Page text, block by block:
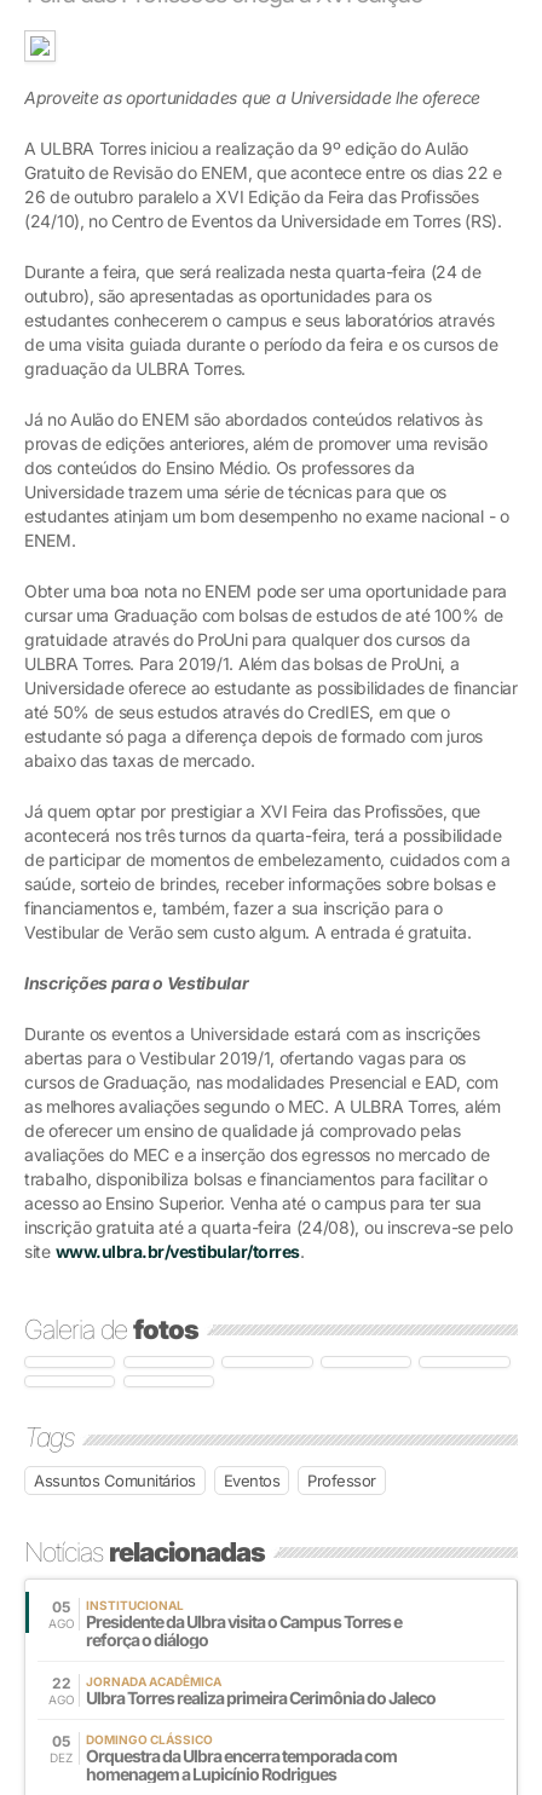
Aproveite as oportunidades que a Universidade lhe oferece
A ULBRA Torres iniciou a realização da 9º edição do Aulão
Gratuito de Revisão do ENEM, que acontece entre os dias 22 e
26 de outubro paralelo a XVI Edição da Feira das Profissões
(24/10), no Centro de Eventos da Universidade em Torres (RS).
Durante a feira, que será realizada nesta quarta-feira (24 de
outubro), são apresentadas as oportunidades para os
estudantes conhecerem o campus e seus laboratórios através
de uma visita guiada durante o período da feira e os cursos de
graduação da ULBRA Torres.
Já no Aulão do ENEM são abordados conteúdos relativos às
provas de edições anteriores, além de promover uma revisão
dos conteúdos do Ensino Médio. Os professores da
Universidade trazem uma série de técnicas para que os
estudantes atinjam um bom desempenho no exame nacional - o
ENEM.
Obter uma boa nota no ENEM pode ser uma oportunidade para
cursar uma Graduação com bolsas de estudos de até 100% de
gratuidade através do ProUni para qualquer dos cursos da
ULBRA Torres. Para 2019/1. Além das bolsas de ProUni, a
Universidade oferece ao estudante as possibilidades de financiar
até 50% de seus estudos através do CredIES, em que o
estudante só paga a diferença depois de formado com juros
abaixo das taxas de mercado.
Já quem optar por prestigiar a XVI Feira das Profissões, que
acontecerá nos três turnos da quarta-feira, terá a possibilidade
de participar de momentos de embelezamento, cuidados com a
saúde, sorteio de brindes, receber informações sobre bolsas e
financiamentos e, também, fazer a sua inscrição para o
Vestibular de Verão sem custo algum. A entrada é gratuita.
Inscrições para o Vestibular
Durante os eventos a Universidade estará com as inscrições
abertas para o Vestibular 2019/1, ofertando vagas para os
cursos de Graduação, nas modalidades Presencial e EAD, com
as melhores avaliações segundo o MEC. A ULBRA Torres, além
de oferecer um ensino de qualidade já comprovado pelas
avaliações do MEC e a inserção dos egressos no mercado de
trabalho, disponibiliza bolsas e financiamentos para facilitar o
acesso ao Ensino Superior. Venha até o campus para ter sua
inscrição gratuita até a quarta-feira (24/08), ou inscreva-se pelo
site www.ulbra.br/vestibular/torres.
Galeria defotos
Tags
Assuntos Comunitários Eventos Professor
Notíciasrelacionadas
05
AGO
INSTITUCIONAL
Presidente da Ulbra visita o Campus Torres e
reforça o diálogo
22
AGO
JORNADA ACADÊMICA
Ulbra Torres realiza primeira Cerimônia do Jaleco
05
DEZ
DOMINGO CLÁSSICO
Orquestra da Ulbra encerra temporada com
homenagem a Lupicínio Rodrigues